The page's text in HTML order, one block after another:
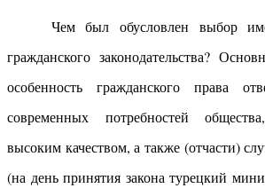
Чем был обусловлен выбор
гражданского законодательства?
особенность гражданского права
современных потребностей
высоким качеством, а также (отчасти)
(на день принятия закона турецкий